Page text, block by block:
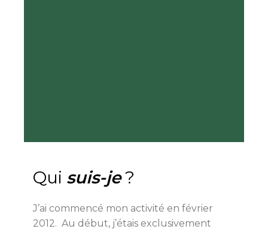
Qui suis-je?
J’ai commencé mon activité en février
2012. Au début, j’étais exclusivement